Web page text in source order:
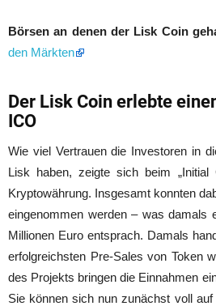
Börsen an denen der Lisk Coin
den Märkten
Der Lisk Coin erlebte
ICO
Wie viel Vertrauen die Investoren in
Lisk haben, zeigte sich beim „Initial
Kryptowährung. Insgesamt konnten
eingenommen werden – was damals
Millionen Euro entsprach. Damals
erfolgreichsten Pre-Sales von Token
des Projekts bringen die Einnahmen
Sie können sich nun zunächst voll